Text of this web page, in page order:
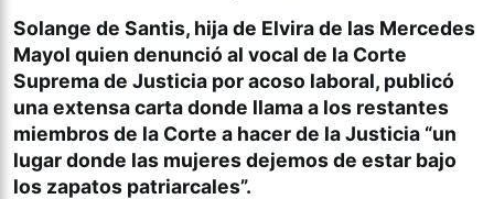
Solange de Santis, hija de Elvira de las Mercedes
Mayol quien denunció al vocal de la Corte
Suprema de Justicia por acoso laboral, publicó
una extensa carta donde llama a los restantes
miembros de la Corte a hacer de la Justicia “un
lugar donde las mujeres dejemos de estar bajo
los zapatos patriarcales”.